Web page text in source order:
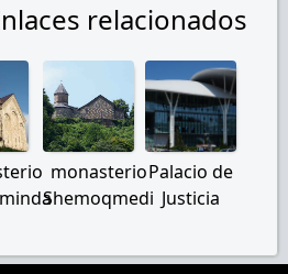
relacionados
monasterio
Shemoqmedi
Palacio de
Justicia